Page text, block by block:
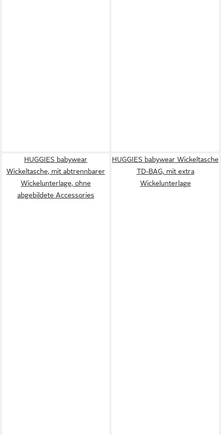
HUGGIES babywear
Wickeltasche, mit abtrennbarer
Wickelunterlage, ohne
abgebildete Accessories
HUGGIES babywear Wickeltasche
TD-BAG, mit extra
Wickelunterlage